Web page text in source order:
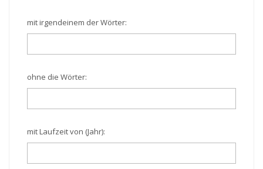
mit irgendeinem der Wörter:
ohne die Wörter:
mit Laufzeit von (Jahr):